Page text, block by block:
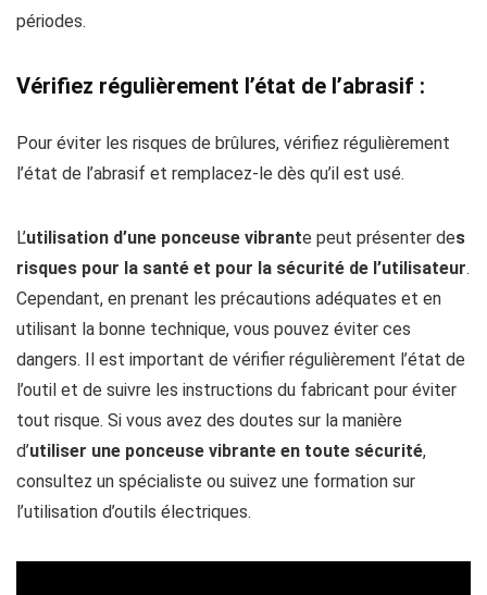
périodes.
Vérifiez régulièrement l’état de l’abrasif :
Pour éviter les risques de brûlures, vérifiez régulièrement
l’état de l’abrasif et remplacez-le dès qu’il est usé.
L’utilisation d’une ponceuse vibrante peut présenter des
risques pour la santé et pour la sécurité de l’utilisateur.
Cependant, en prenant les précautions adéquates et en
utilisant la bonne technique, vous pouvez éviter ces
dangers. Il est important de vérifier régulièrement l’état de
l’outil et de suivre les instructions du fabricant pour éviter
tout risque. Si vous avez des doutes sur la manière
d’utiliser une ponceuse vibrante en toute sécurité,
consultez un spécialiste ou suivez une formation sur
l’utilisation d’outils électriques.